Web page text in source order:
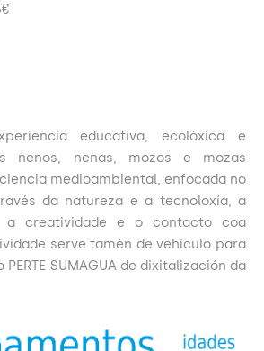
educativa, ecolóxica e
nenos, nenas, mozos e mozas
medioambiental, enfocada no
da natureza e a tecnoloxía, a
a creatividade e o contacto coa
serve tamén de vehículo para
SUMAGUA de dixitalización da